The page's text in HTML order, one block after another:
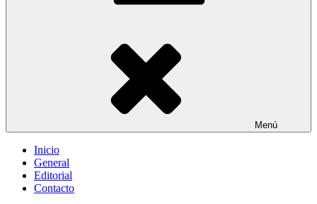
Menú
Inicio
General
Editorial
Contacto